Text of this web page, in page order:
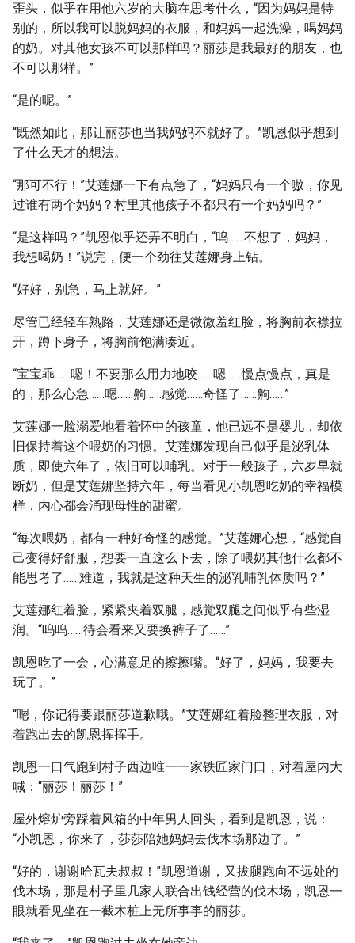
歪头，似乎在用他六岁的大脑在思考什么，“因为妈妈是特
别的，所以我可以脱妈妈的衣服，和妈妈一起洗澡，喝妈妈
的奶。对其他女孩不可以那样吗？丽莎是我最好的朋友，也
不可以那样。”
“是的呢。”
“既然如此，那让丽莎也当我妈妈不就好了。”凯恩似乎想到
了什么天才的想法。
“那可不行！”艾莲娜一下有点急了，“妈妈只有一个嗷，你见
过谁有两个妈妈？村里其他孩子不都只有一个妈妈吗？”
“是这样吗？”凯恩似乎还弄不明白，“呜……不想了，妈妈，
我想喝奶！”说完，便一个劲往艾莲娜身上钻。
“好好，别急，马上就好。”
尽管已经轻车熟路，艾莲娜还是微微羞红脸，将胸前衣襟拉
开，蹲下身子，将胸前饱满凑近。
“宝宝乖……嗯！不要那么用力地咬……嗯……慢点慢点，真是
的，那么心急……嗯……齁……感觉……奇怪了……齁……”
艾莲娜一脸溺爱地看着怀中的孩童，他已远不是婴儿，却依
旧保持着这个喂奶的习惯。艾莲娜发现自己似乎是泌乳体
质，即使六年了，依旧可以哺乳。对于一般孩子，六岁早就
断奶，但是艾莲娜坚持六年，每当看见小凯恩吃奶的幸福模
样，内心都会涌现母性的甜蜜。
“每次喂奶，都有一种好奇怪的感觉。”艾莲娜心想，“感觉自
己变得好舒服，想要一直这么下去，除了喂奶其他什么都不
能思考了……难道，我就是这种天生的泌乳哺乳体质吗？”
艾莲娜红着脸，紧紧夹着双腿，感觉双腿之间似乎有些湿
润。“呜呜……待会看来又要换裤子了……”
凯恩吃了一会，心满意足的擦擦嘴。“好了，妈妈，我要去
玩了。”
“嗯，你记得要跟丽莎道歉哦。”艾莲娜红着脸整理衣服，对
着跑出去的凯恩挥挥手。
凯恩一口气跑到村子西边唯一一家铁匠家门口，对着屋内大
喊：“丽莎！丽莎！”
屋外熔炉旁踩着风箱的中年男人回头，看到是凯恩，说：
“小凯恩，你来了，莎莎陪她妈妈去伐木场那边了。”
“好的，谢谢哈瓦夫叔叔！”凯恩道谢，又拔腿跑向不远处的
伐木场，那是村子里几家人联合出钱经营的伐木场，凯恩一
眼就看见坐在一截木桩上无所事事的丽莎。